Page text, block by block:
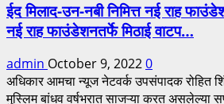
उत्सवात
चाळीसगांव
1390
विक्रमी
ईद मिलाद-उन-नबी निमित्त नई राह
नई राह फाउंडेशनतर्फे मिठाई वाटप…
admin October 9, 20220
अधिकार आमचा न्यूज नेटवर्क उपसंपादक रोहित
मुस्लिम बांधव वर्षभरात साजऱ्या करत असलेल्या